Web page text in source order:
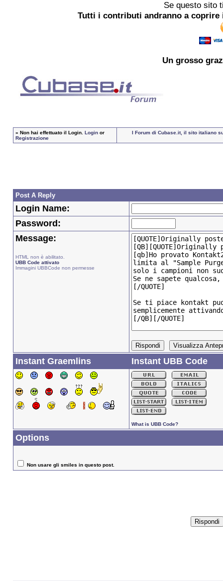
Se questo sito
Tutti i contributi andranno a
Un grosso
» Non hai effettuato il Login. Loginor
Registrazione
I Forum di Cubase.it, il sito italiano
Post A Reply
Login Name:
Password:
Message:
HTML non è abilitato.
UBB Code attivato
Immagini UBBCode non permesse
Instant Graemlins Instant UBB Code
What is UBB Code?
Options
Non usare gli smiles in questo post.